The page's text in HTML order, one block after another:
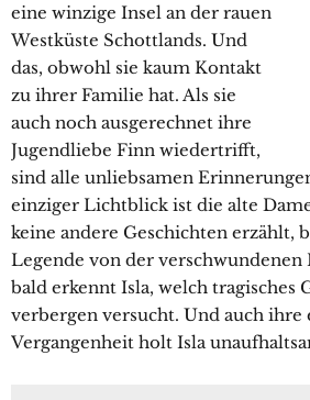
eine winzige Insel an der rauen
Westküste Schottlands. Und
das, obwohl sie kaum Kontakt
zu ihrer Familie hat. Als sie
auch noch ausgerechnet ihre
Jugendliebe Finn wiedertrifft,
sind alle unliebsamen
einziger Lichtblick ist die alte
keine andere Geschichten erzählt,
Legende von der verschwundenen
bald erkennt Isla, welch tragisches
verbergen versucht. Und auch ihre
Vergangenheit holt Isla